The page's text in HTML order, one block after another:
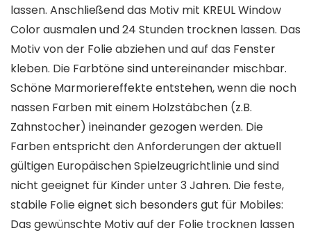
lassen. Anschließend das Motiv mit KREUL Window
Color ausmalen und 24 Stunden trocknen lassen. Das
Motiv von der Folie abziehen und auf das Fenster
kleben. Die Farbtöne sind untereinander mischbar.
Schöne Marmoriereffekte entstehen, wenn die noch
nassen Farben mit einem Holzstäbchen (z.B.
Zahnstocher) ineinander gezogen werden. Die
Farben entspricht den Anforderungen der aktuell
gültigen Europäischen Spielzeugrichtlinie und sind
nicht geeignet für Kinder unter 3 Jahren. Die feste,
stabile Folie eignet sich besonders gut für Mobiles:
Das gewünschte Motiv auf der Folie trocknen lassen